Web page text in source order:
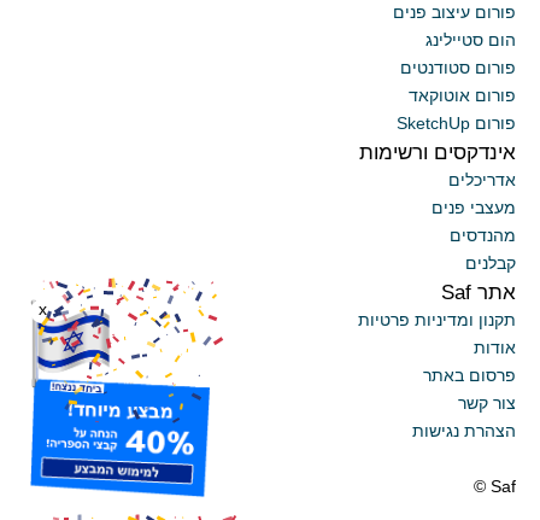
פורום עיצוב פנים
הום סטיילינג
פורום סטודנטים
פורום אוטוקאד
פורום SketchUp
אינדקסים ורשימות
אדריכלים
מעצבי פנים
מהנדסים
קבלנים
אתר Saf
תקנון ומדיניות פרטיות
אודות
פרסום באתר
צור קשר
הצהרת נגישות
Saf ©
x